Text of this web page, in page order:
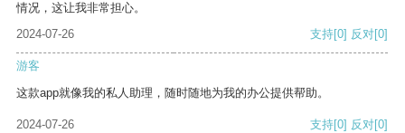
情况，这让我非常担心。
2024-07-26
支持[0] 反对[0]
游客
这款app就像我的私人助理，随时随地为我的办公提供帮助。
2024-07-26 支持[0] 反对[0]